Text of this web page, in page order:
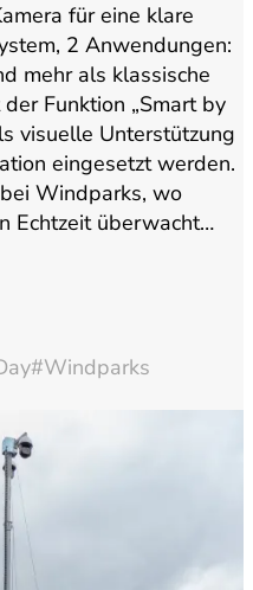
für eine klare
2 Anwendungen:
mehr als klassische
Funktion „Smart by
visuelle Unterstützung
eingesetzt werden.
Windparks, wo
Echtzeit überwacht…
#Windparks